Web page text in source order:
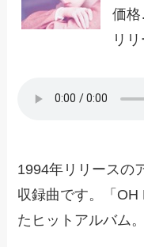
価
リ
1994年リリースの
収録曲です。「OH
たヒットアルバム。